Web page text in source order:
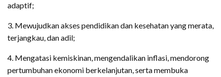
adaptif;
3. Mewujudkan akses pendidikan dan kesehatan yang merata,
terjangkau, dan adil;
4. Mengatasi kemiskinan, mengendalikan inflasi, mendorong
pertumbuhan ekonomi berkelanjutan, serta membuka